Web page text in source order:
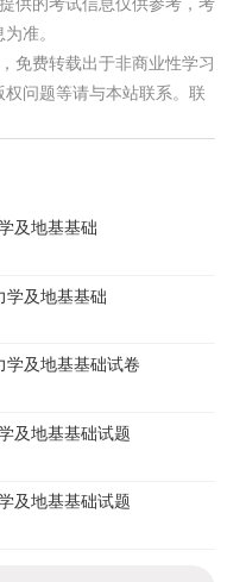
供的考试信息仅供参考，考
准。
免费转载出于非商业性学习
问题等请与本站联系。联
及地基基础
学及地基基础
学及地基基础试卷
及地基基础试题
及地基基础试题